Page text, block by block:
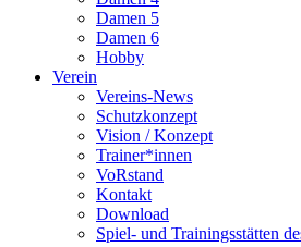
Damen 5
Damen 6
Hobby
Verein
Vereins-News
Schutzkonzept
Vision / Konzept
Trainer*innen
VoRstand
Kontakt
Download
Spiel- und Trainingsstätten